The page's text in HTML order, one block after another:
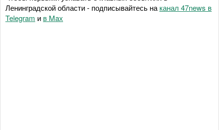
Ленинградской области - подписывайтесь на канал 47news в
Telegram и в Maх